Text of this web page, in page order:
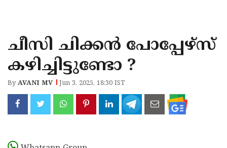
KANNUR
KASARAGOD
ചീസി ചിക്കൻ പോപ്പേഴ്സ്
കഴിച്ചിട്ടുണ്ടോ ?
ByAVANI MV Jun 3, 2025, 18:30 IST